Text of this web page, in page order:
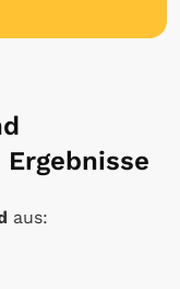
aus: